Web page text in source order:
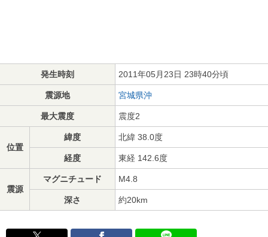
発生時刻 2011年05月23日 23時40分頃
震源地 宮城県沖
最大震度 震度2
位置
緯度 北緯 38.0度
経度 東経 142.6度
震源
マグニチュード M4.8
深さ 約20km